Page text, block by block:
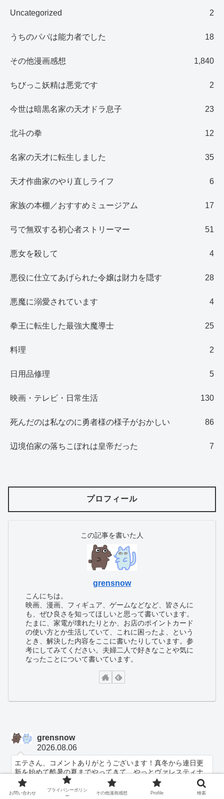
Uncategorized 2
うちのパパは能力者でした 18
その他漫画感想 1,840
ちびっこ妖精は悪党です 2
今世は暗黒名家の天才ドラ息子 23
北斗の拳 12
名家の天才に転生しました 35
天才作曲家のやり直しライフ 6
家族の本棚／おすすめミュージアム 17
弓で無双する初心者ストリーマー 51
悪女を殺して 4
悪役に仕立てあげられた令嬢は財力を隠す 28
悪魔に溺愛されています 4
拳王に転生した最強大魔導士 25
料理 2
日用品修理 5
映画・テレビ・日常生活 130
死んだのは私なのに勇者様の様子がおかしい 86
辺境伯家の落ちこぼれは皇帝だった 7
プロフィール
この記事を書いた人
grensnow
こんにちは。
映画、漫画、フィギュア、ゲームなどなど、皆さんに
も、ぜひ良さを知ってほしいと思って書いています。
たまに、家電が壊れたりとか、お店のポイントカード
の使い方とか生活していて、これに困ったよ、という
とき、解決した内容をここに書いたりしています。参
考にしてみてください。夫婦二人で好きなことや気に
なったことについて書いています。
grensnow
2026.08.06
エテさん、コメントありがとうございます！真冬から連日更
新を始めて酷暑の夏までやってきて、やっとヴァレスティナ
家のわいわいと活気あふれる姿を堪能しています。それでも
それぞれの心の中には過去の想いが残って...
お問い合わせ
プライバシーポリシ
ー
その他漫画感想 Profile 検索